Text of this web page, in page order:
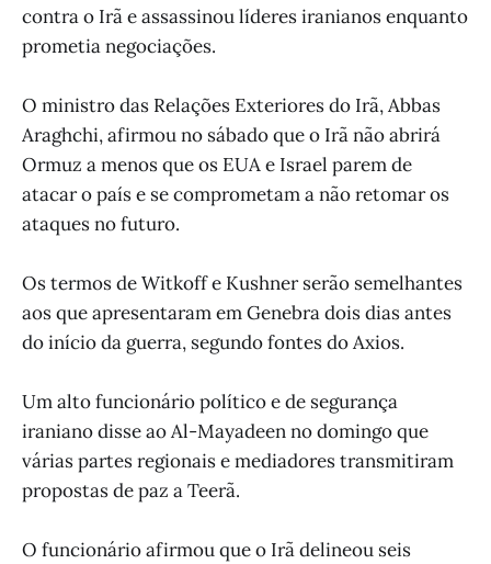
contra o Irã e assassinou líderes iranianos enquanto
prometia negociações.
O ministro das Relações Exteriores do Irã, Abbas
Araghchi, afirmou no sábado que o Irã não abrirá
Ormuz a menos que os EUA e Israel parem de
atacar o país e se comprometam a não retomar os
ataques no futuro.
Os termos de Witkoff e Kushner serão semelhantes
aos que apresentaram em Genebra dois dias antes
do início da guerra, segundo fontes do Axios.
Um alto funcionário político e de segurança
iraniano disse ao Al-Mayadeen no domingo que
várias partes regionais e mediadores transmitiram
propostas de paz a Teerã.
O funcionário afirmou que o Irã delineou seis